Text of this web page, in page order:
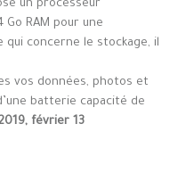
un processeur
RAM pour une
concerne le stockage, il
vos données, photos et
batterie capacité de
février 13